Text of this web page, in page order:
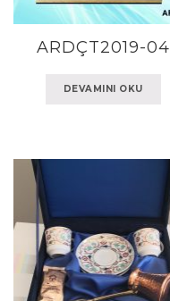
ARDÇT2019-04
DEVAMINI OKU